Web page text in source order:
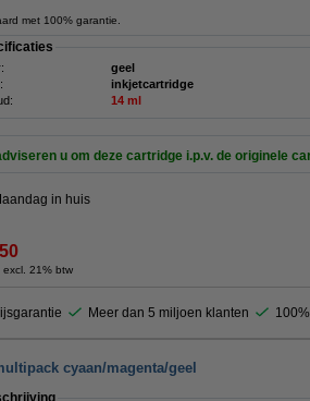
met 100% garantie.
geel
inkjetcartridge
14 ml
u om deze cartridge i.p.v. de originele
in huis
21% btw
Meer dan 5 miljoen klanten
cyaan/magenta/geel